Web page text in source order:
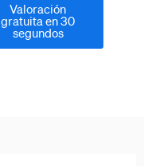
Valoración
gratuita en 30
segundos